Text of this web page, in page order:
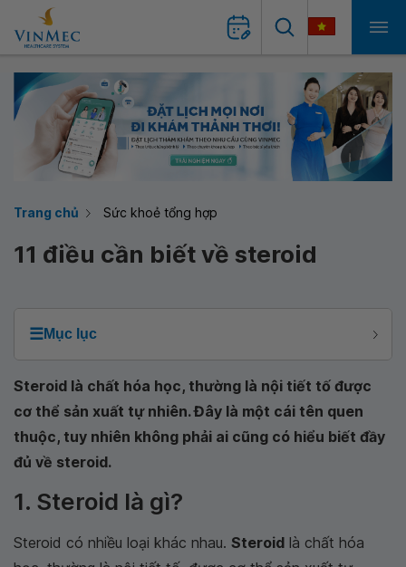
Trang chủ Sức khoẻ tổng hợp
11 điều cần biết về steroid
☰Mục lục
Steroid là chất hóa học, thường là nội tiết tố được
cơ thể sản xuất tự nhiên. Đây là một cái tên quen
thuộc, tuy nhiên không phải ai cũng có hiểu biết đầy
đủ về steroid.
1. Steroid là gì?
Steroid có nhiều loại khác nhau. Steroid là chất hóa